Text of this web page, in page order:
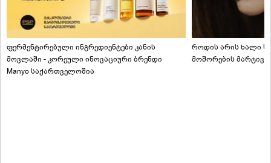
ფერმენტირებული ინგრედიენტები კანის
მოვლაში - კორეული ინოვაციური ბრენდი
Manyo საქართველოშია
როდის არის ხალი
მოშორების